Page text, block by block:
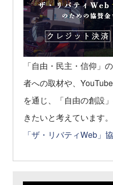
「自由・民主・信仰」
者への取材や、
を通じ、「自由の創設
きたいと考えています。
「ザ・リバティWeb」